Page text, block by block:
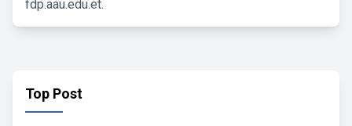
fdp.aau.edu.et.
Top Post